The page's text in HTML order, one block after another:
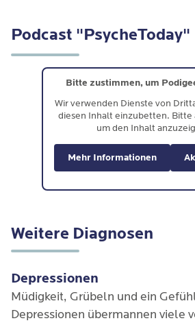
Podcast "PsycheToday"
Bitte zustimmen, um
Wir verwenden Dienste von
diesen Inhalt einzubetten. Bitte
um den Inhalt
Mehr Informationen
Weitere Diagnosen
Depressionen
Müdigkeit, Grübeln und ein
Depressionen übermannen viele